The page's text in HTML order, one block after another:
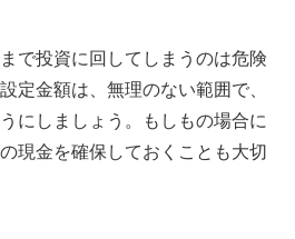
で投資に回してしまうのは危険
定金額は、無理のない範囲で、
にしましょう。もしもの場合に
現金を確保しておくことも大切